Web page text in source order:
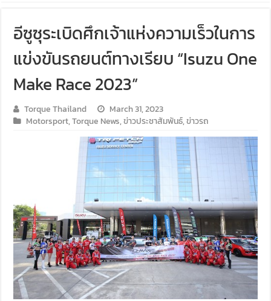
อีซูซุระเบิดศึกเจ้าแห่งความเร็วในการ
แข่งขันรถยนต์ทางเรียบ “Isuzu One
Make Race 2023”
Torque Thailand
March 31, 2023
Motorsport,Torque News,ข่าวประชาสัมพันธ์,ข่าวรถ